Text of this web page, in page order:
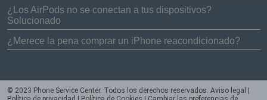
¿Los AirPods no se conectan a tus dispositivos?
Solucionado
¿Merece la pena comprar un iPhone reacondicionado?
© 2023 Phone Service Center. Todos los derechos reservados. Aviso legal